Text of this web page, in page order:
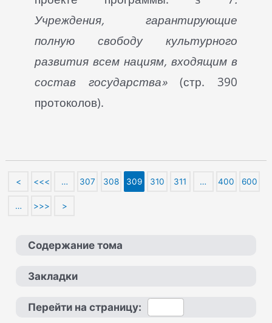
Учреждения, гарантирующие
полную свободу культурного
развития всем нациям, входящим в
состав государства»(стр. 390
протоколов).
< <<< … 307 308 309 310 311 … 400 600
… >>> >
Содержание тома
Закладки
Перейти на страницу: